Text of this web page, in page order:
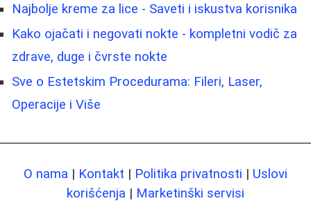
Najbolje kreme za lice - Saveti i iskustva korisnika
Kako ojačati i negovati nokte - kompletni vodič za
zdrave, duge i čvrste nokte
Sve o Estetskim Procedurama: Fileri, Laser,
Operacije i Više
O nama | Kontakt | Politika privatnosti | Uslovi
korišćenja | Marketinški servisi